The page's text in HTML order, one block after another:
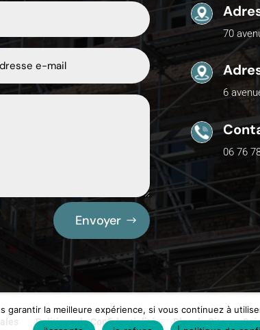
Envoyer
70
6
06 76
Politique de Confidentialité Plan du Site
garantir la meilleure expérience, si vous continuez à